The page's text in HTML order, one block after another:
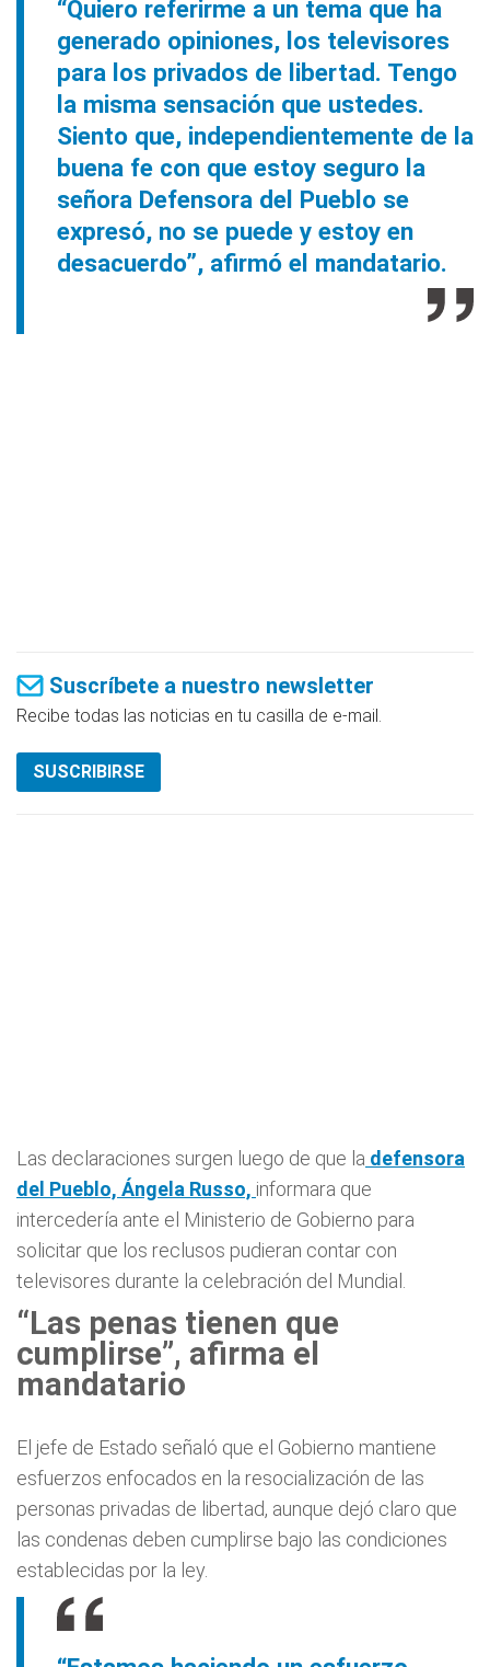
“Quiero referirme a un tema que ha
generado opiniones, los televisores
para los privados de libertad. Tengo
la misma sensación que ustedes.
Siento que, independientemente de la
buena fe con que estoy seguro la
señora Defensora del Pueblo se
expresó, no se puede y estoy en
desacuerdo”, afirmó el mandatario.
Suscríbete a nuestro newsletter
Recibe todas las noticias en tu casilla de e-mail.
SUSCRIBIRSE
Las declaraciones surgen luego de que la defensora
del Pueblo, Ángela Russo, informara que
intercedería ante el Ministerio de Gobierno para
solicitar que los reclusos pudieran contar con
televisores durante la celebración del Mundial.
“Las penas tienen que
cumplirse”, afirma el
mandatario
El jefe de Estado señaló que el Gobierno mantiene
esfuerzos enfocados en la resocialización de las
personas privadas de libertad, aunque dejó claro que
las condenas deben cumplirse bajo las condiciones
establecidas por la ley.